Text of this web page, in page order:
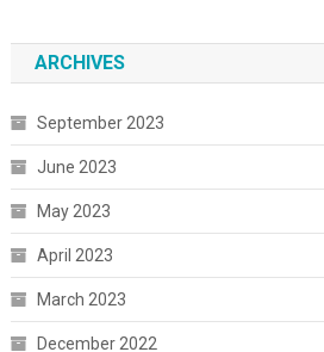
ARCHIVES
September 2023
June 2023
May 2023
April 2023
March 2023
December 2022